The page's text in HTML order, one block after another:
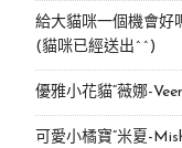
給大貓咪一個機會好
(貓咪已經送出^^)
優雅小花貓“薇娜-
可愛小橘寶”米夏-